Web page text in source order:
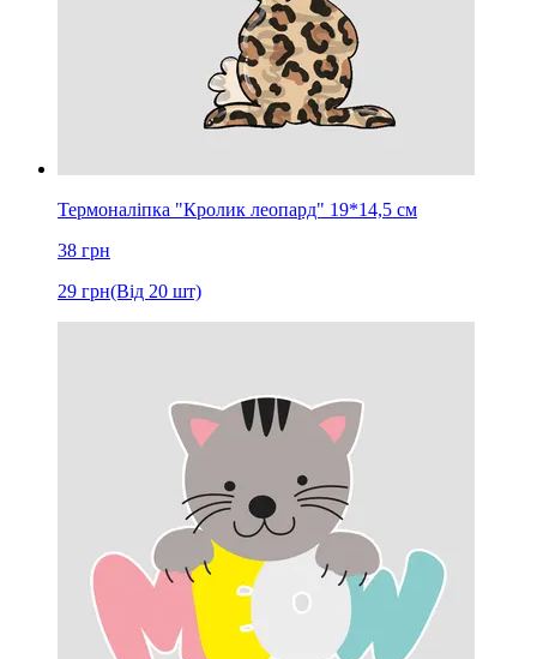
Термоналіпка "Кролик леопард" 19*14,5 см
38 грн
29 грн(Від 20 шт)